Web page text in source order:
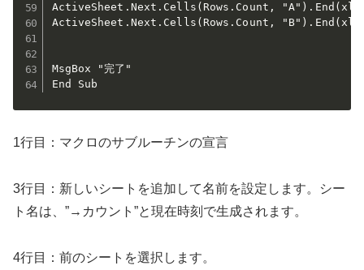
ActiveSheet.Next.Cells(Rows.Count,
ActiveSheet.Next.Cells(Rows.Count,
MsgBox "完了"
End Sub
1行目：マクロのサブルーチンの宣言
3行目：新しいシートを追加して名前を設定します。シー
ト名は、”→カウント”と現在時刻で生成されます。
4行目：前のシートを選択します。